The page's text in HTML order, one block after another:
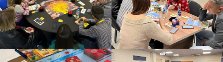
4 видео
Полезные
материалы